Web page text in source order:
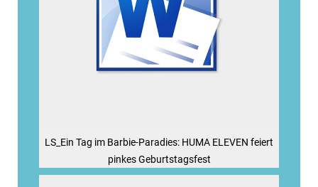
LS_Ein Tag im Barbie-Paradies: HUMA ELEVEN feiert
pinkes Geburtstagsfest